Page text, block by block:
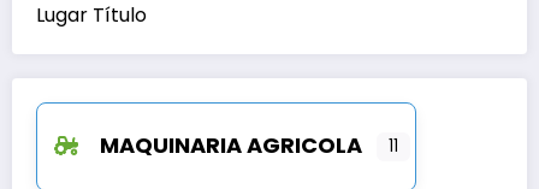
Lugar Título
MAQUINARIA AGRICOLA 11